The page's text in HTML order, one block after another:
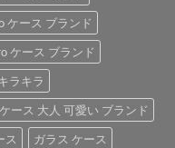
ケース ブランド
ケース ブランド
ラキラ
ース 大人 可愛い ブランド
ス
ガラス ケース